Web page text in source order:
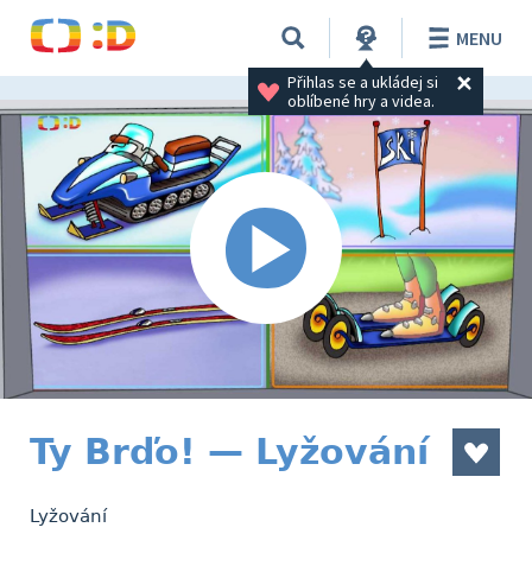
Přihlas se a ukládej si
oblíbené hry a videa.
MENU
Ty Brďo! — Lyžování
Lyžování